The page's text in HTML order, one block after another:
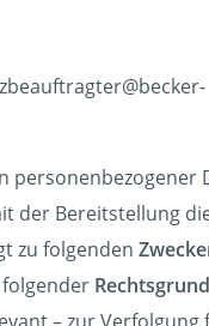
personenbezogener
der Bereitstellung
zu folgenden